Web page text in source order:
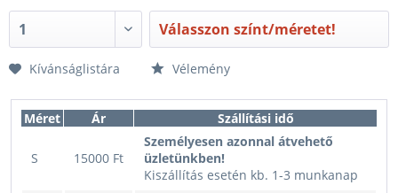
Válasszon színt/méretet!
Kívánságlistára Vélemény
Méret Ár Szállítási idő
S 15000 Ft
Személyesen azonnal átvehető
üzletünkben!
Kiszállítás esetén kb. 1-3 munkanap